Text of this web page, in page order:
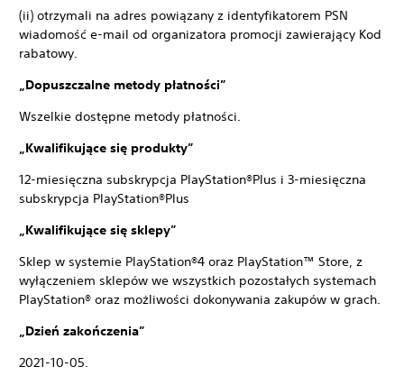
(ii) otrzymali na adres powiązany z identyfikatorem PSN
wiadomość e-mail od organizatora promocji zawierający Kod
rabatowy.
„Dopuszczalne metody płatności”
Wszelkie dostępne metody płatności.
„Kwalifikujące się produkty”
12-miesięczna subskrypcja PlayStation®Plus i 3-miesięczna
subskrypcja PlayStation®Plus
„Kwalifikujące się sklepy”
Sklep w systemie PlayStation®4 oraz PlayStation™ Store, z
wyłączeniem sklepów we wszystkich pozostałych systemach
PlayStation® oraz możliwości dokonywania zakupów w grach.
„Dzień zakończenia”
2021-10-05.